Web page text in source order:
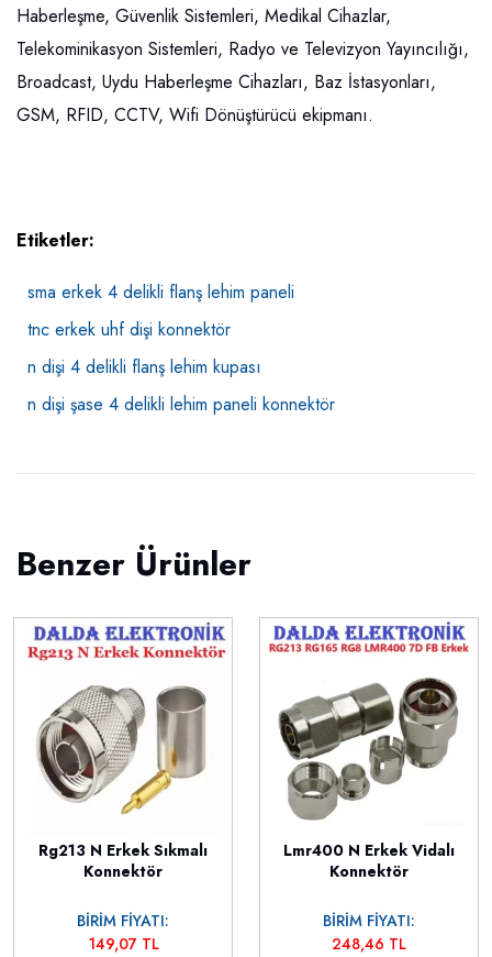
Haberleşme, Güvenlik Sistemleri, Medikal Cihazlar,
Telekominikasyon Sistemleri, Radyo ve Televizyon Yayıncılığı,
Broadcast, Uydu Haberleşme Cihazları, Baz İstasyonları,
GSM, RFID, CCTV, Wifi Dönüştürücü ekipmanı.
Etiketler:
sma erkek 4 delikli flanş lehim paneli
tnc erkek uhf dişi konnektör
n dişi 4 delikli flanş lehim kupası
n dişi şase 4 delikli lehim paneli konnektör
Benzer Ürünler
Rg213 N Erkek Sıkmalı
Konnektör
BİRİM FİYATI:
149,07 TL
Lmr400 N Erkek Vidalı
Konnektör
BİRİM FİYATI:
248,46 TL